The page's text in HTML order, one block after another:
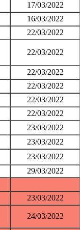
17/03/2022
16/03/2022
22/03/2022
22/03/2022
22/03/2022
22/03/2022
22/03/2022
22/03/2022
23/03/2022
23/03/2022
23/03/2022
29/03/2022
23/03/2022
24/03/2022